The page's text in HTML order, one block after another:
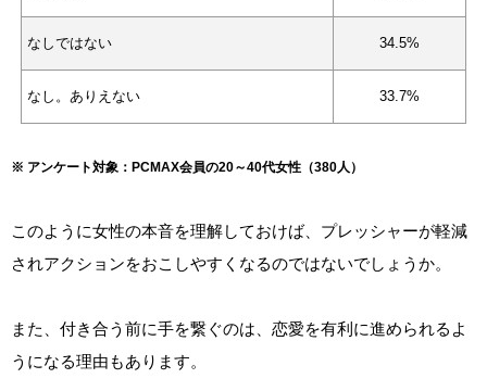
なしではない 34.5%
なし。ありえない 33.7%
※ アンケート対象：PCMAX会員の20～40代女性（380人）
このように女性の本音を理解しておけば、プレッシャーが軽減
されアクションをおこしやすくなるのではないでしょうか。
また、付き合う前に手を繋ぐのは、恋愛を有利に進められるよ
うになる理由もあります。